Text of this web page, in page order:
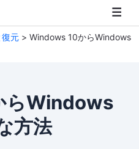
復元 > Windows 10からWindows
らWindows
方法